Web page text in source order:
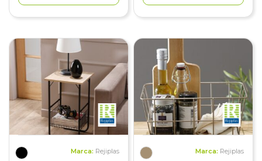
Marca: Rejiplas Marca: Rejiplas